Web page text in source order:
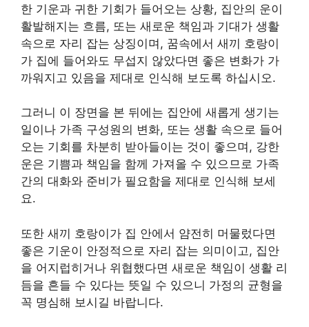
한 기운과 귀한 기회가 들어오는 상황, 집안의 운이
활발해지는 흐름, 또는 새로운 책임과 기대가 생활
속으로 자리 잡는 상징이며, 꿈속에서 새끼 호랑이
가 집에 들어와도 무섭지 않았다면 좋은 변화가 가
까워지고 있음을 제대로 인식해 보도록 하십시오.
그러니 이 장면을 본 뒤에는 집안에 새롭게 생기는
일이나 가족 구성원의 변화, 또는 생활 속으로 들어
오는 기회를 차분히 받아들이는 것이 좋으며, 강한
운은 기쁨과 책임을 함께 가져올 수 있으므로 가족
간의 대화와 준비가 필요함을 제대로 인식해 보세
요.
또한 새끼 호랑이가 집 안에서 얌전히 머물렀다면
좋은 기운이 안정적으로 자리 잡는 의미이고, 집안
을 어지럽히거나 위협했다면 새로운 책임이 생활 리
듬을 흔들 수 있다는 뜻일 수 있으니 가정의 균형을
꼭 명심해 보시길 바랍니다.